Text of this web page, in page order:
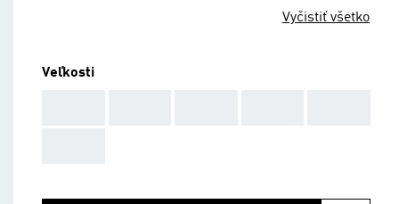
Vyčistiť všetko
Veľkosti